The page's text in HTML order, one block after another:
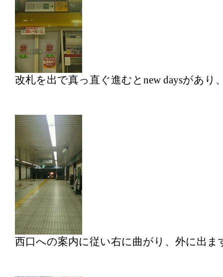
改札を出で真っ直ぐ進むとnew daysがあり
西口への案内に従い右に曲がり、外に出ま